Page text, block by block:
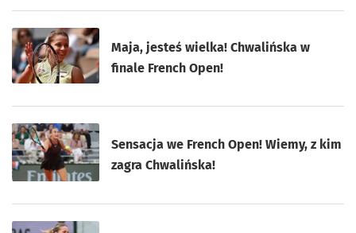
Maja, jesteś wielka! Chwalińska w
finale French Open!
Sensacja we French Open! Wiemy, z kim
zagra Chwalińska!